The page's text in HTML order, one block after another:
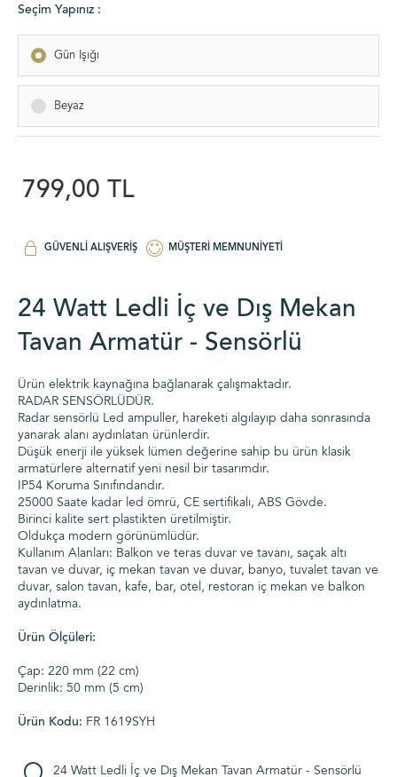
Seçim Yapınız :
Gün Işığı
Beyaz
799,00 TL
GÜVENLI ALIŞVERIŞ MÜŞTERI MEMNUNIYETI
24 Watt Ledli İç ve Dış Mekan
Tavan Armatür - Sensörlü
Ürün elektrik kaynağına bağlanarak çalışmaktadır.
RADAR SENSÖRLÜDÜR.
Radar sensörlü Led ampuller, hareketi algılayıp daha sonrasında
yanarak alanı aydınlatan ürünlerdir.
Düşük enerji ile yüksek lümen değerine sahip bu ürün klasik
armatürlere alternatif yeni nesil bir tasarımdır.
IP54 Koruma Sınıfındandır.
25000 Saate kadar led ömrü, CE sertifikalı, ABS Gövde.
Birinci kalite sert plastikten üretilmiştir.
Oldukça modern görünümlüdür.
Kullanım Alanları: Balkon ve teras duvar ve tavanı, saçak altı
tavan ve duvar, iç mekan tavan ve duvar, banyo, tuvalet tavan ve
duvar, salon tavan, kafe, bar, otel, restoran iç mekan ve balkon
aydınlatma.
Ürün Ölçüleri:
Çap: 220 mm (22 cm)
Derinlik: 50 mm (5 cm)
Ürün Kodu: FR 1619SYH
24 Watt Ledli İç ve Dış Mekan Tavan Armatür - Sensörlü